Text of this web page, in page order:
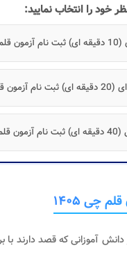
خود را انتخاب نمایید:
چی
قلم چی
چی
چی ۱۴۰۵
آموزانی که قصد دارند با